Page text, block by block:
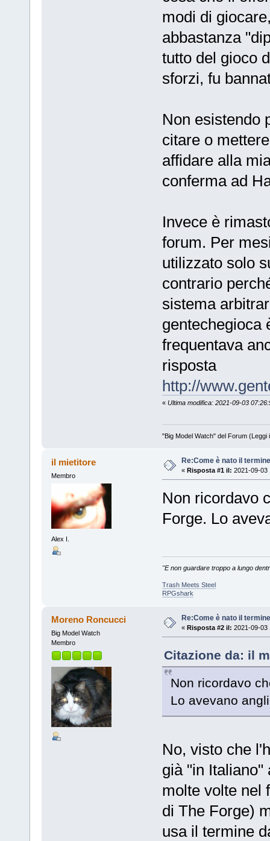
modi di
abbastanza
tutto del gioco
sforzi, fu
Non esistendo
citare o
affidare alla
conferma ad
Invece è
forum. Per
utilizzato solo
contrario
sistema
gentechegioca
frequentava
risposta
http://
« Ultima modifica: 2021-09-03
"Big Model Watch" del Forum
il mietitore
Membro
Alex I.
Re:Come è nato il
« Risposta #1 il: 2021-09-03
Non ricordavo
Forge. Lo
"E non guardare troppo a lungo
Trash Meets Steel
RPGshark
Moreno Roncucci
Big Model Watch
Membro
Re:Come è nato il
« Risposta #2 il: 2021-09-03
Citazione da: il
Non ricordavo
Lo avevano
No, visto che
già "in Italiano"
molte volte nel
di The Forge)
usa il termine